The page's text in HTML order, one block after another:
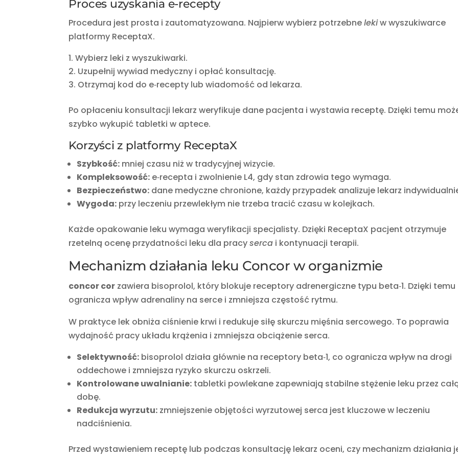
Proces uzyskania e-recepty
Procedura jest prosta i zautomatyzowana. Najpierw wybierz potrzebnelekiw wyszukiwarce
platformy ReceptaX.
Wybierz leki z wyszukiwarki.
Uzupełnij wywiad medyczny i opłać konsultację.
Otrzymaj kod do e‑recepty lub wiadomość od lekarza.
Po opłaceniu konsultacji lekarz weryfikuje dane pacjenta i wystawia receptę. Dzięki temu
szybko wykupić tabletki w aptece.
Korzyści z platformy ReceptaX
Szybkość: mniej czasu niż w tradycyjnej wizycie.
Kompleksowość: e‑recepta i zwolnienie L4, gdy stan zdrowia tego wymaga.
Bezpieczeństwo: dane medyczne chronione, każdy przypadek analizuje lekarz
Wygoda: przy leczeniu przewlekłym nie trzeba tracić czasu w kolejkach.
Każde opakowanie leku wymaga weryfikacji specjalisty. Dzięki ReceptaX pacjent otrzymuje
rzetelną ocenę przydatności leku dla pracyserca i kontynuacji terapii.
Mechanizm działania leku Concor w organizmie
concor cor zawiera bisoprolol, który blokuje receptory adrenergiczne typu beta‑1. Dzięki temu
ogranicza wpływ adrenaliny na serce i zmniejsza częstość rytmu.
W praktyce lek obniża ciśnienie krwi i redukuje siłę skurczu mięśnia sercowego. To poprawia
wydajność pracy układu krążenia i zmniejsza obciążenie serca.
Selektywność: bisoprolol działa głównie na receptory beta‑1, co ogranicza wpływ na drogi
oddechowe i zmniejsza ryzyko skurczu oskrzeli.
Kontrolowane uwalnianie: tabletki powlekane zapewniają stabilne stężenie leku przez
dobę.
Redukcja wyrzutu: zmniejszenie objętości wyrzutowej serca jest kluczowe w leczeniu
nadciśnienia.
Przed wystawieniem receptę lub podczas konsultację lekarz oceni, czy mechanizm działania